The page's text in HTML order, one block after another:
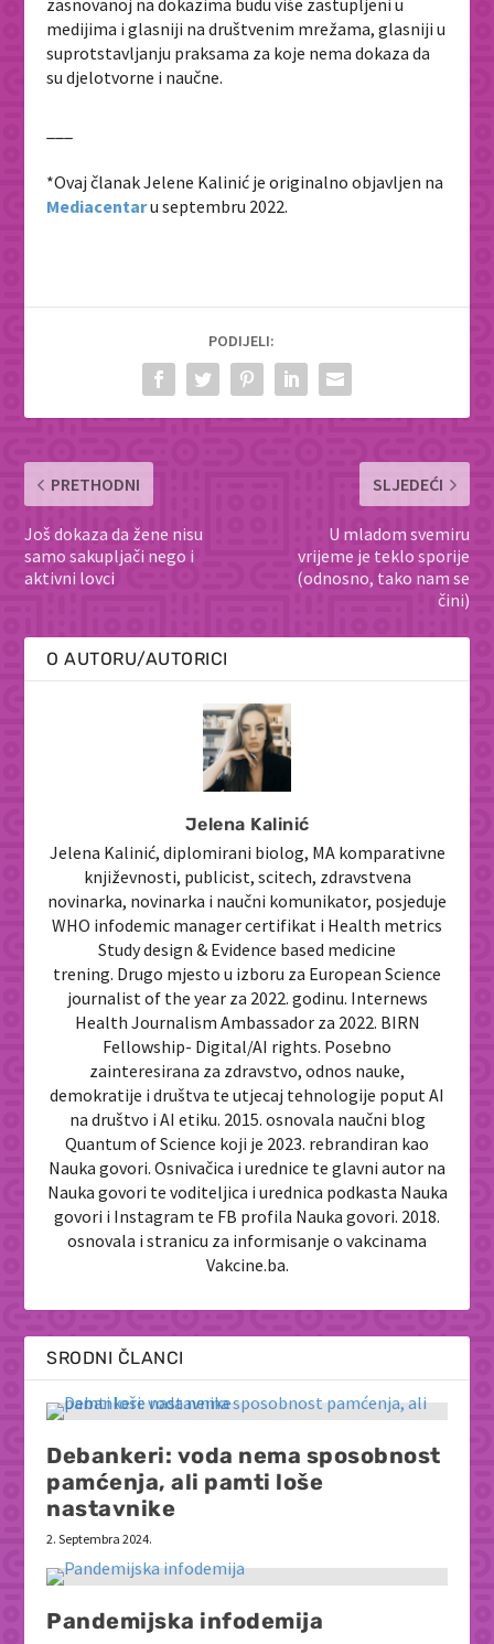
zasnovanoj na dokazima budu više zastupljeni u
medijima i glasniji na društvenim mrežama, glasniji u
suprotstavljanju praksama za koje nema dokaza da
su djelotvorne i naučne.
*Ovaj članak Jelene Kalinić je originalno objavljen na
Mediacentaru septembru 2022.
PODIJELI:
PRETHODNI
Još dokaza da žene nisu
samo sakupljači nego i
aktivni lovci
SLJEDEĆI
U mladom svemiru
vrijeme je teklo sporije
(odnosno, tako nam se
čini)
O AUTORU/AUTORICI
Jelena Kalinić
Jelena Kalinić, diplomirani biolog, MA komparativne
književnosti, publicist, scitech, zdravstvena
novinarka, novinarka i naučni komunikator, posjeduje
WHO infodemic manager certifikat i Health metrics
Study design & Evidence based medicine
trening. Drugo mjesto u izboru za European Science
journalist of the year za 2022. godinu. Internews
Health Journalism Ambassador za 2022. BIRN
Fellowship- Digital/AI rights. Posebno
zainteresirana za zdravstvo, odnos nauke,
demokratije i društva te utjecaj tehnologije poput AI
na društvo i AI etiku. 2015. osnovala naučni blog
Quantum of Science koji je 2023. rebrandiran kao
Nauka govori. Osnivačica i urednice te glavni autor na
Nauka govori te voditeljica i urednica podkasta Nauka
govori i Instagram te FB profila Nauka govori. 2018.
osnovala i stranicu za informisanje o vakcinama
Vakcine.ba.
SRODNI ČLANCI
Debankeri: voda nema sposobnost
pamćenja, ali pamti loše
nastavnike
2. Septembra 2024.
Pandemijska infodemija